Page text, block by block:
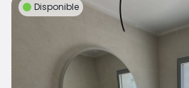
Disponible